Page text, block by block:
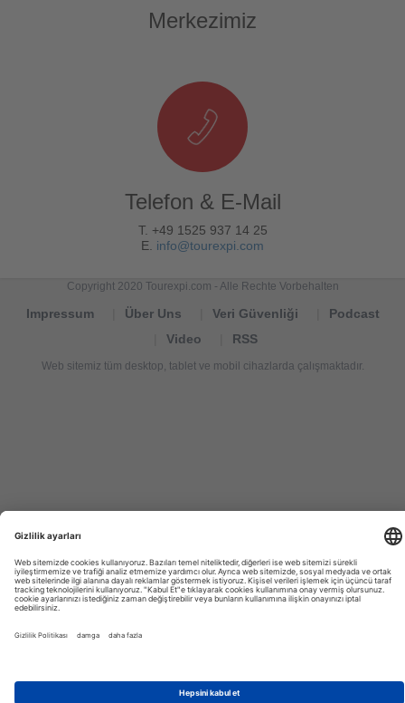
Merkezimiz
Telefon & E-Mail
T. +49 1525 937 14 25
E. info@tourexpi.com
Copyright 2020 Tourexpi.com - Alle Rechte Vorbehalten
Impressum Über Uns Veri Güvenliği
Podcast
Video
RSS
Web sitemiz tüm desktop, tablet ve mobil cihazlarda çalışmaktadır.
de
Nachrichten,
новости
туризма,
tourism